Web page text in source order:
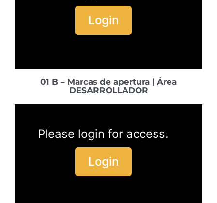
Login
01 B – Marcas de apertura | Área
DESARROLLADOR
Please login for access.
Login